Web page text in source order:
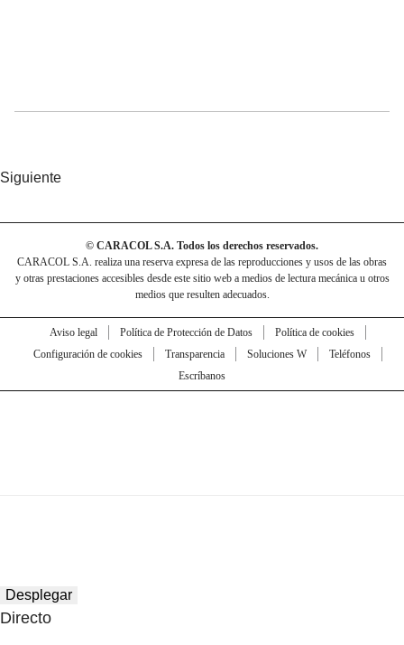
Siguiente
© CARACOL S.A. Todos los derechos reservados.
CARACOL S.A. realiza una reserva expresa de las reproducciones y usos de las obras
y otras prestaciones accesibles desde este sitio web a medios de lectura mecánica u otros
medios que resulten adecuados.
Aviso legal Política de Protección de Datos
Política de cookies
Configuración de cookies
Transparencia Soluciones W
Teléfonos
Escríbanos
Desplegar
Directo